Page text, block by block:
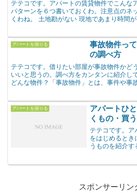
テテコです。アパートの賃貸物件でこんな
パターンを６つ書いておくわ。注意点のネ
くわね。 土地勘がない 現地であまり時間
アパートを借りる
事故物件っ
の調べ方
テテコです。借りたい部屋が事故物件かど
いいと思うの。調べ方をカンタンに紹介し
どんな物件？「事故物件」とは、事件や事
アパートを借りる
アパートひ
くもの・買
テテコです。ア
をはじめるとき
うものを紹介
スポンサーリン